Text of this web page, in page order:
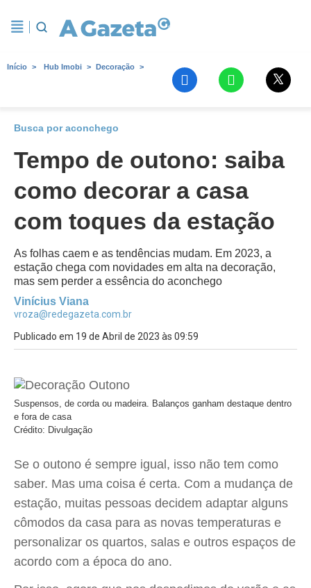
Início Hub Imobi Decoração
Busca por aconchego
Tempo de outono: saiba
como decorar a casa
com toques da estação
As folhas caem e as tendências mudam. Em 2023, a
estação chega com novidades em alta na decoração,
mas sem perder a essência do aconchego
Vinícius Viana
vroza@redegazeta.com.br
Publicado em 19 de Abril de 2023 às 09:59
Suspensos, de corda ou madeira. Balanços ganham destaque dentro
e fora de casa
Crédito: Divulgação
Se o outono é sempre igual, isso não tem como
saber. Mas uma coisa é certa. Com a mudança de
estação, muitas pessoas decidem adaptar alguns
cômodos da casa para as novas temperaturas e
personalizar os quartos, salas e outros espaços de
acordo com a época do ano.